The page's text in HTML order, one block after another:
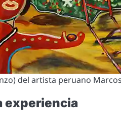
del artista peruano
experiencia